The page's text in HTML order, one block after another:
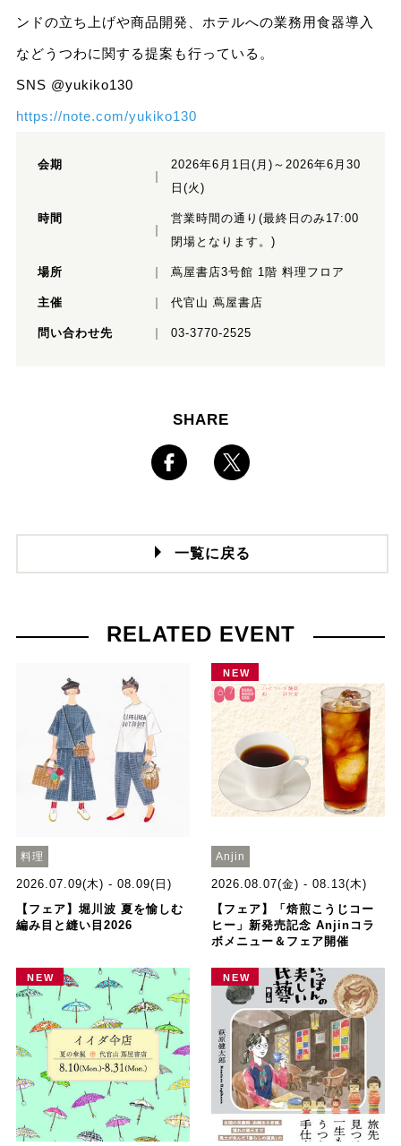
ンドの立ち上げや商品開発、ホテルへの業務用食器導入
などうつわに関する提案も行っている。
SNS @yukiko130
https://note.com/yukiko130
会期
2026年6月1日(月)～2026年6月30
日(火)
時間
営業時間の通り(最終日のみ17:00
閉場となります。)
場所 蔦屋書店3号館 1階 料理フロア
主催 代官山 蔦屋書店
問い合わせ先 03-3770-2525
SHARE
一覧に戻る
RELATED EVENT
料理
2026.07.09(木) - 08.09(日)
【フェア】堀川波 夏を愉しむ
編み目と縫い目2026
NEW
Anjin
2026.08.07(金) - 08.13(木)
【フェア】「焙煎こうじコー
ヒー」新発売記念 Anjinコラ
ボメニュー＆フェア開催
NEW NEW